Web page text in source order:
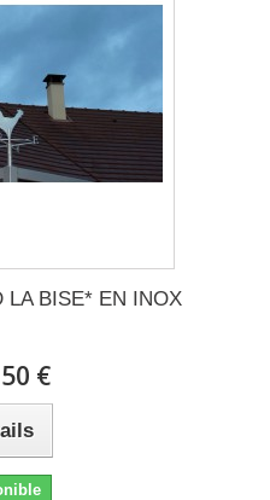
LA BISE* EN INOX
€